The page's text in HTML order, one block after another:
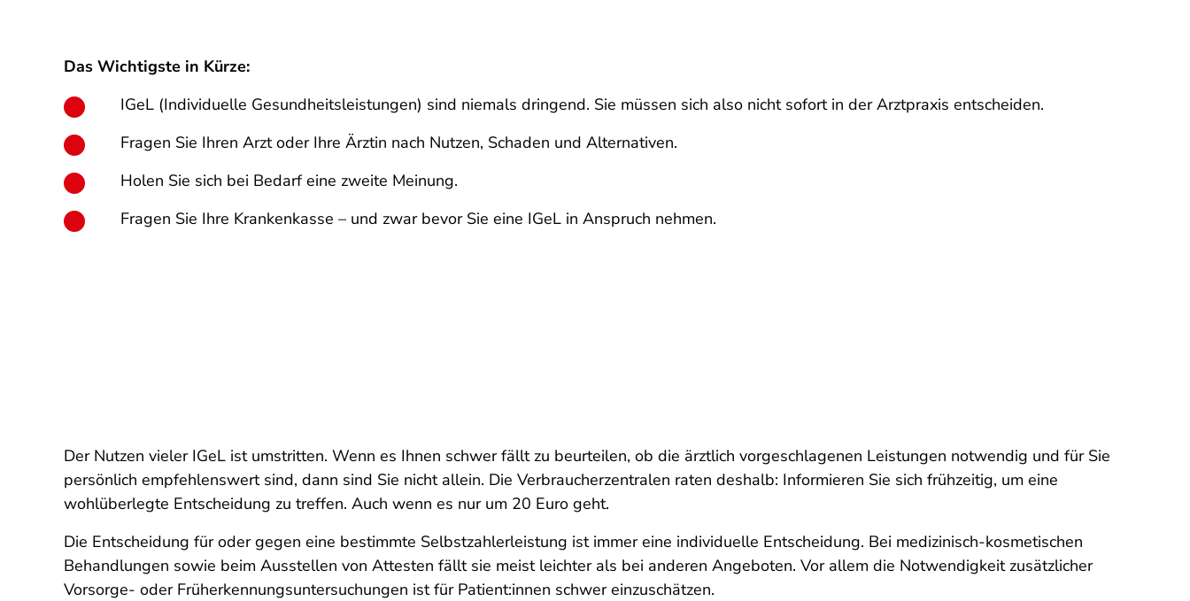
Das Wichtigste in Kürze:
IGeL (Individuelle Gesundheitsleistungen) sind niemals dringend. Sie müssen sich also nicht sofort in der Arztpraxis entscheiden.
Fragen Sie Ihren Arzt oder Ihre Ärztin nach Nutzen, Schaden und Alternativen.
Holen Sie sich bei Bedarf eine zweite Meinung.
Fragen Sie Ihre Krankenkasse – und zwar bevor Sie eine IGeL in Anspruch nehmen.
Der Nutzen vieler IGeL ist umstritten. Wenn es Ihnen schwer fällt zu beurteilen, ob die ärztlich vorgeschlagenen Leistungen notwendig und für Sie
persönlich empfehlenswert sind, dann sind Sie nicht allein. Die Verbraucherzentralen raten deshalb: Informieren Sie sich frühzeitig, um eine
wohlüberlegte Entscheidung zu treffen. Auch wenn es nur um 20 Euro geht.
Die Entscheidung für oder gegen eine bestimmte Selbstzahlerleistung ist immer eine individuelle Entscheidung. Bei medizinisch-kosmetischen
Behandlungen sowie beim Ausstellen von Attesten fällt sie meist leichter als bei anderen Angeboten. Vor allem die Notwendigkeit zusätzlicher
Vorsorge- oder Früherkennungsuntersuchungen ist für Patient:innen schwer einzuschätzen.